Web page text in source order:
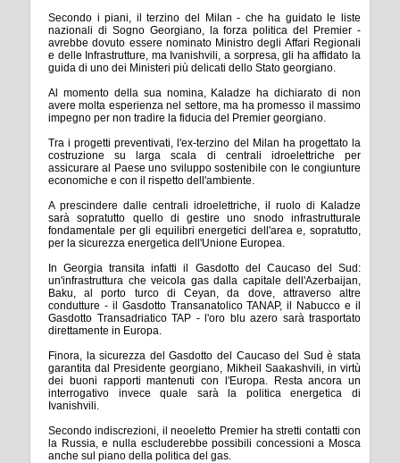
Secondo i piani, il terzino del Milan - che ha guidato le liste
nazionali di Sogno Georgiano, la forza politica del Premier -
avrebbe dovuto essere nominato Ministro degli Affari Regionali
e delle Infrastrutture, ma Ivanishvili, a sorpresa, gli ha affidato la
guida di uno dei Ministeri più delicati dello Stato georgiano.
Al momento della sua nomina, Kaladze ha dichiarato di non
avere molta esperienza nel settore, ma ha promesso il massimo
impegno per non tradire la fiducia del Premier georgiano.
Tra i progetti preventivati, l'ex-terzino del Milan ha progettato la
costruzione su larga scala di centrali idroelettriche per
assicurare al Paese uno sviluppo sostenibile con le congiunture
economiche e con il rispetto dell'ambiente.
A prescindere dalle centrali idroelettriche, il ruolo di Kaladze
sarà sopratutto quello di gestire uno snodo infrastrutturale
fondamentale per gli equilibri energetici dell'area e, sopratutto,
per la sicurezza energetica dell'Unione Europea.
In Georgia transita infatti il Gasdotto del Caucaso del Sud:
un'infrastruttura che veicola gas dalla capitale dell'Azerbaijan,
Baku, al porto turco di Ceyan, da dove, attraverso altre
condutture - il Gasdotto Transanatolico TANAP, il Nabucco e il
Gasdotto Transadriatico TAP - l'oro blu azero sarà trasportato
direttamente in Europa.
Finora, la sicurezza del Gasdotto del Caucaso del Sud è stata
garantita dal Presidente georgiano, Mikheil Saakashvili, in virtù
dei buoni rapporti mantenuti con l'Europa. Resta ancora un
interrogativo invece quale sarà la politica energetica di
Ivanishvili.
Secondo indiscrezioni, il neoeletto Premier ha stretti contatti con
la Russia, e nulla escluderebbe possibili concessioni a Mosca
anche sul piano della politica del gas.